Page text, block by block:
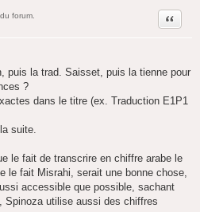
forum.
Citation
puis la trad. Saisset, puis la tienne pour
?
dans le titre (ex. Traduction E1P1
suite.
le fait de transcrire en chiffre arabe le
le fait Misrahi, serait une bonne chose,
accessible que possible, sachant
Spinoza utilise aussi des chiffres